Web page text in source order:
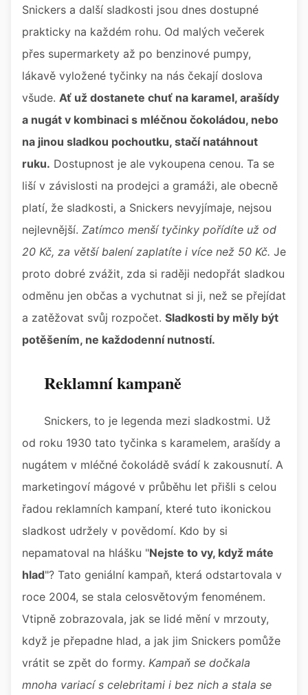
Snickers a další sladkosti jsou dnes dostupné
prakticky na každém rohu. Od malých večerek
přes supermarkety až po benzinové pumpy,
lákavě vyložené tyčinky na nás čekají doslova
všude. Ať už dostanete chuť na karamel, arašídy
a nugát v kombinaci s mléčnou čokoládou, nebo
na jinou sladkou pochoutku, stačí natáhnout
ruku. Dostupnost je ale vykoupena cenou. Ta se
liší v závislosti na prodejci a gramáži, ale obecně
platí, že sladkosti, a Snickers nevyjímaje, nejsou
nejlevnější. Zatímco menší tyčinky pořídíte už od
20 Kč, za větší balení zaplatíte i více než 50 Kč. Je
proto dobré zvážit, zda si raději nedopřát sladkou
odměnu jen občas a vychutnat si ji, než se přejídat
a zatěžovat svůj rozpočet. Sladkosti by měly být
potěšením, ne každodenní nutností.
Reklamní kampaně
Snickers, to je legenda mezi sladkostmi. Už
od roku 1930 tato tyčinka s karamelem, arašídy a
nugátem v mléčné čokoládě svádí k zakousnutí. A
marketingoví mágové v průběhu let přišli s celou
řadou reklamních kampaní, které tuto ikonickou
sladkost udržely v povědomí. Kdo by si
nepamatoval na hlášku "Nejste to vy, když máte
hlad"? Tato geniální kampaň, která odstartovala v
roce 2004, se stala celosvětovým fenoménem.
Vtipně zobrazovala, jak se lidé mění v mrzouty,
když je přepadne hlad, a jak jim Snickers pomůže
vrátit se zpět do formy. Kampaň se dočkala
mnoha variací s celebritami i bez nich a stala se